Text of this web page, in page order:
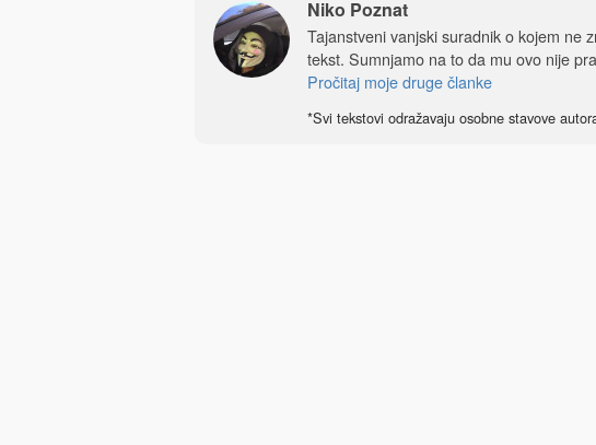
Niko Poznat
Tajanstveni vanjski suradnik o kojem ne
tekst. Sumnjamo na to da mu ovo nije
Pročitaj moje druge članke
*Svi tekstovi odražavaju osobne stavove